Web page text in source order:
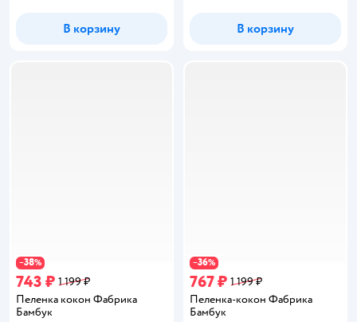
В корзину В корзину
−38%
743 ₽ 1 199 ₽
Пеленка кокон Фабрика
Бамбук
−36%
767 ₽ 1 199 ₽
Пеленка-кокон Фабрика
Бамбук